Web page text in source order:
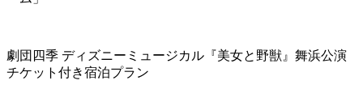
劇団四季 ディズニーミュージカル『美女と野獣』舞浜公演
チケット付き宿泊プラン